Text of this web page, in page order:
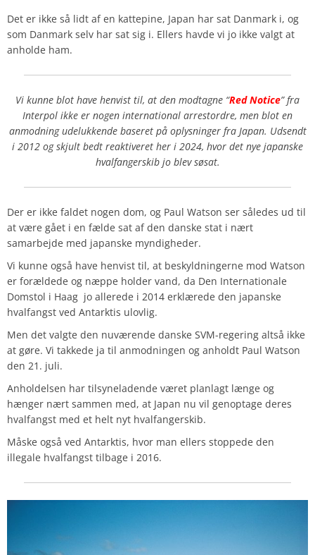
Det er ikke så lidt af en kattepine, Japan har sat Danmark i, og
som Danmark selv har sat sig i. Ellers havde vi jo ikke valgt at
anholde ham.
Vi kunne blot have henvist til, at den modtagne “Red Notice” fra
Interpol ikke er nogen international arrestordre, men blot en
anmodning udelukkende baseret på oplysninger fra Japan. Udsendt
i 2012 og skjult bedt reaktiveret her i 2024, hvor det nye japanske
hvalfangerskib jo blev søsat.
Der er ikke faldet nogen dom, og Paul Watson ser således ud til
at være gået i en fælde sat af den danske stat i nært
samarbejde med japanske myndigheder.
Vi kunne også have henvist til, at beskyldningerne mod Watson
er forældede og næppe holder vand, da Den Internationale
Domstol i Haag jo allerede i 2014 erklærede den japanske
hvalfangst ved Antarktis ulovlig.
Men det valgte den nuværende danske SVM-regering altså ikke
at gøre. Vi takkede ja til anmodningen og anholdt Paul Watson
den 21. juli.
Anholdelsen har tilsyneladende været planlagt længe og
hænger nært sammen med, at Japan nu vil genoptage deres
hvalfangst med et helt nyt hvalfangerskib.
Måske også ved Antarktis, hvor man ellers stoppede den
illegale hvalfangst tilbage i 2016.